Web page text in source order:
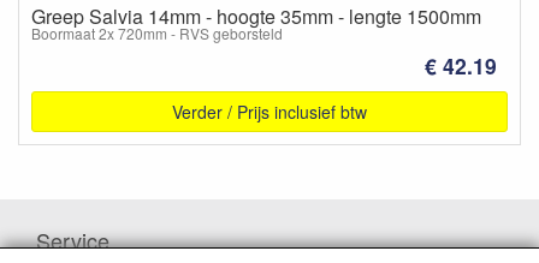
Greep Salvia 14mm - hoogte 35mm - lengte 1500mm
Boormaat 2x 720mm - RVS geborsteld
€ 42.19
Verder / Prijs inclusief btw
Service